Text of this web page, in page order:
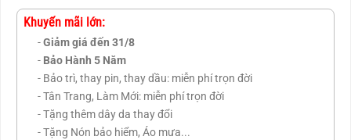
gốc
là:
8.000.000 VNĐ.
hiện
Khuyến mãi lớn:
-Giảm giá đến 31/8
- Bảo Hành 5 Năm
- Bảo trì, thay pin, thay dầu: miễn phí trọn đời
- Tân Trang, Làm Mới: miễn phí trọn đời
- Tặng thêm dây da thay đổi
- Tặng Nón bảo hiểm, Áo mưa...